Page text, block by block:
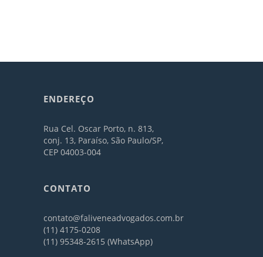
ENDEREÇO
Rua Cel. Oscar Porto, n. 813,
conj. 13, Paraíso, São Paulo/SP,
CEP 04003-004
CONTATO
contato@faliveneadvogados.com.br
(11) 4175-0208
(11) 95348-2615 (WhatsApp)